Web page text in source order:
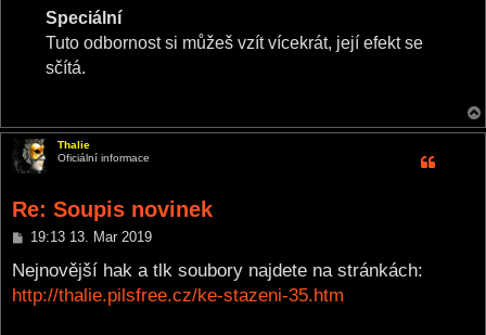
Speciální
Tuto odbornost si můžeš vzít vícekrát, její efekt se
sčítá.
Thalie
Oficiální informace
Re: Soupis novinek
P
s
19:13 13. Mar 2019
Nejnovější hak a tlk soubory najdete na stránkách:
http://thalie.pilsfree.cz/ke-stazeni-35.htm